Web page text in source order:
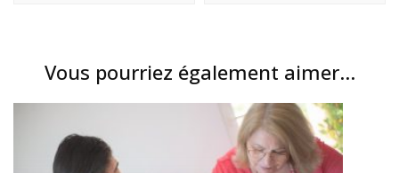
Vous pourriez également aimer...